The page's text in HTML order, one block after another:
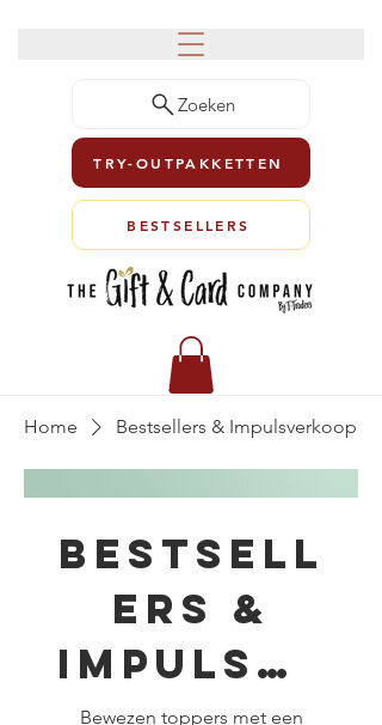
Zoeken
TRY-OUTPAKKETTEN
BESTSELLERS
Home Bestsellers & Impulsverkoop
Bestsell
ers &
Impulsve
Bewezen toppers met een